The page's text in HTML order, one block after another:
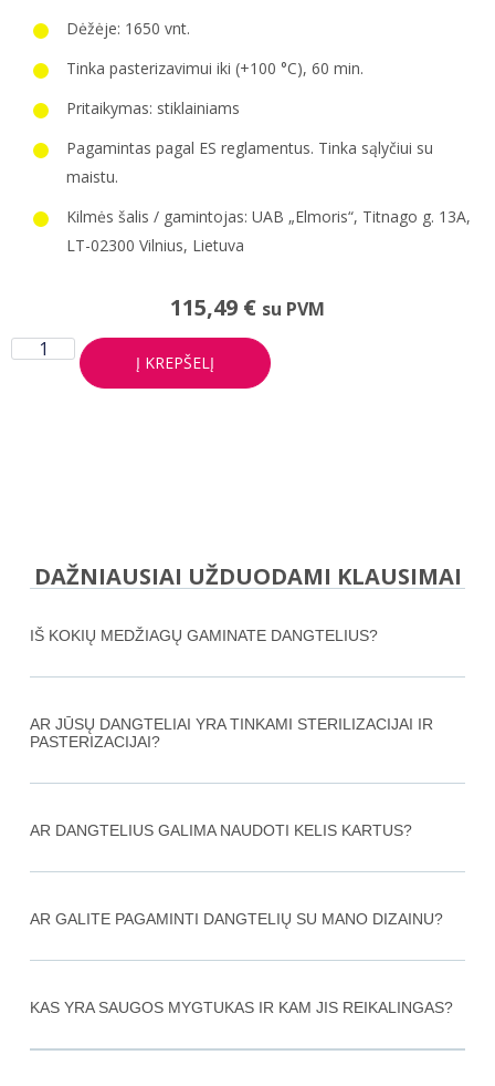
Dėžėje: 1650 vnt.
Tinka pasterizavimui iki (+100 °C), 60 min.
Pritaikymas: stiklainiams
Pagamintas pagal ES reglamentus. Tinka sąlyčiui su
maistu.
Kilmės šalis / gamintojas: UAB „Elmoris“, Titnago g. 13A,
LT-02300 Vilnius, Lietuva
115,49 € su PVM
Į KREPŠELĮ
DAŽNIAUSIAI UŽDUODAMI KLAUSIMAI
IŠ KOKIŲ MEDŽIAGŲ GAMINATE DANGTELIUS?
AR JŪSŲ DANGTELIAI YRA TINKAMI STERILIZACIJAI IR
PASTERIZACIJAI?
AR DANGTELIUS GALIMA NAUDOTI KELIS KARTUS?
AR GALITE PAGAMINTI DANGTELIŲ SU MANO DIZAINU?
KAS YRA SAUGOS MYGTUKAS IR KAM JIS REIKALINGAS?​